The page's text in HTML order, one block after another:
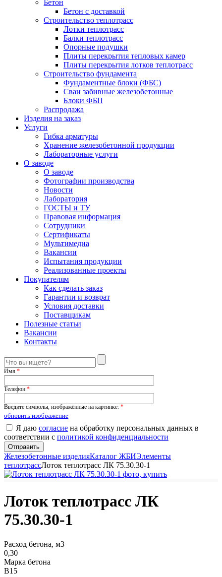
Бетон
Бетон с доставкой
Строительство теплотрасс
Лотки теплотрасс
Балки теплотрасс
Опорные подушки
Плиты перекрытия тепловых камер
Плиты перекрытия лотков теплотрасс
Строительство фундамента
Фундаментные блоки (ФБС)
Сваи забивные железобетонные
Блоки ФБП
Распродажа
Изделия на заказ
Услуги
Гибка арматуры
Хранение железобетонной продукции
Лабораторные услуги
О заводе
О заводе
Фотографии производства
Новости
Лаборатория
ГОСТЫ и ТУ
Правовая информация
Сотрудники
Сертификаты
Мультимедиа
Вакансии
Испытания продукции
Реализованные проекты
Покупателям
Как сделать заказ
Гарантии и возврат
Условия доставки
Поставщикам
Полезные статьи
Вакансии
Контакты
Имя *
Телефон *
Введите символы, изображённые на картинке: *
обновить изображение
Я даю согласие на обработку персональных данных в
соответствии с политикой конфиденциальности
Железобетонные изделияКаталог ЖБИЭлементы
теплотрассЛоток теплотрасс ЛК 75.30.30-1
Лоток теплотрасс ЛК
75.30.30-1
Расход бетона, м3
0,30
Марка бетона
В15